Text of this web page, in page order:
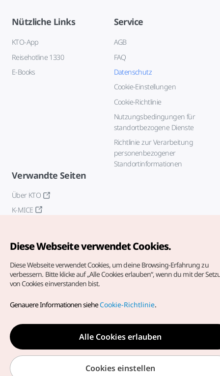
Nützliche Links
KTO-App
Reisehotline 1330
E-Books
Service
AGB
FAQ
Datenschutz
Cookie-Einstellungen
Cookie-Richtlinie
Nutzungsbedingungen für
standortbezogene Dienste
Richtlinie zur Verarbeitung
personenbezogener
Standortinformationen
Verwandte Seiten
Über KTO
K-MICE
vorbehalten.
dieoffizielle E-Mail-Adresse
german@knto.or.kr
Diese Webseite verwendet Cookies.
Diese Webseite verwendet Cookies, um deine Browsing-Erfahrung zu
verbessern. Bitte klicke auf „Alle Cookies erlauben“, wenn du mit der
von Cookies einverstanden bist.
Genauere Informationen sieheCookie-Richtlinie.
Alle Cookies erlauben
Cookies einstellen